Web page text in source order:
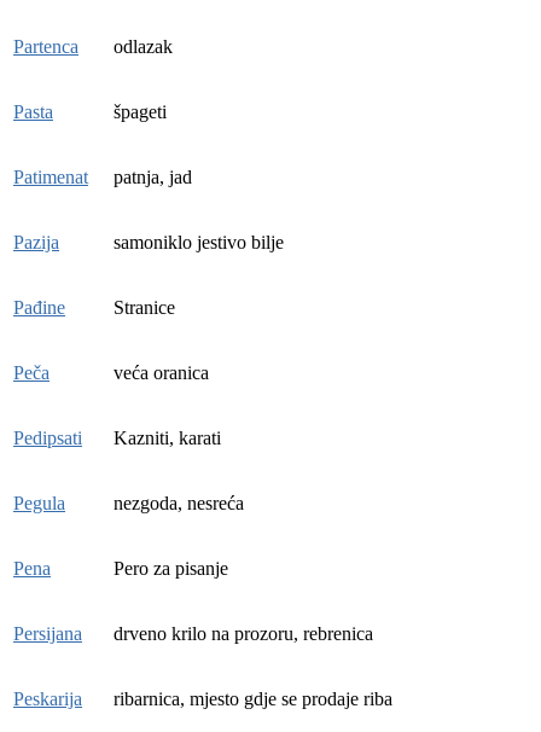
Partenca odlazak
Pasta špageti
Patimenat patnja, jad
Pazija samoniklo jestivo bilje
Pađine Stranice
Peča veća oranica
Pedipsati Kazniti, karati
Pegula nezgoda, nesreća
Pena Pero za pisanje
Persijana drveno krilo na prozoru, rebrenica
Peskarija ribarnica, mjesto gdje se prodaje riba